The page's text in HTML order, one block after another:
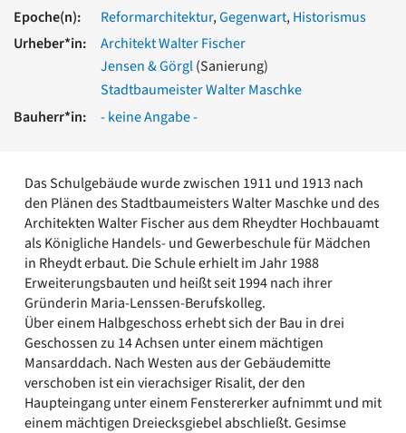
Romanik
Vorromanik
Römische Antike
Über baukunst-nrw
Fachbeirat
Impressum
Datenschutz
Suchbegriff eingeben
Epoche(n):
Reformarchitektur,Gegenwart,Historismus
Urheber*in:
Architekt Walter Fischer
Jensen & Görgl(Sanierung)
Stadtbaumeister Walter Maschke
Bauherr*in:
- keine Angabe -
Das Schulgebäude wurde zwischen 1911 und 1913 nach
den Plänen des Stadtbaumeisters Walter Maschke und des
Architekten Walter Fischer aus dem Rheydter Hochbauamt
als Königliche Handels- und Gewerbeschule für Mädchen
in Rheydt erbaut. Die Schule erhielt im Jahr 1988
Erweiterungsbauten und heißt seit 1994 nach ihrer
Gründerin Maria-Lenssen-Berufskolleg.
Über einem Halbgeschoss erhebt sich der Bau in drei
Geschossen zu 14 Achsen unter einem mächtigen
Mansarddach. Nach Westen aus der Gebäudemitte
verschoben ist ein vierachsiger Risalit, der den
Haupteingang unter einem Fenstererker aufnimmt und mit
einem mächtigen Dreiecksgiebel abschließt. Gesimse